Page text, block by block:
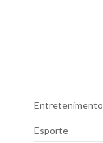
Entretenimento
Esporte